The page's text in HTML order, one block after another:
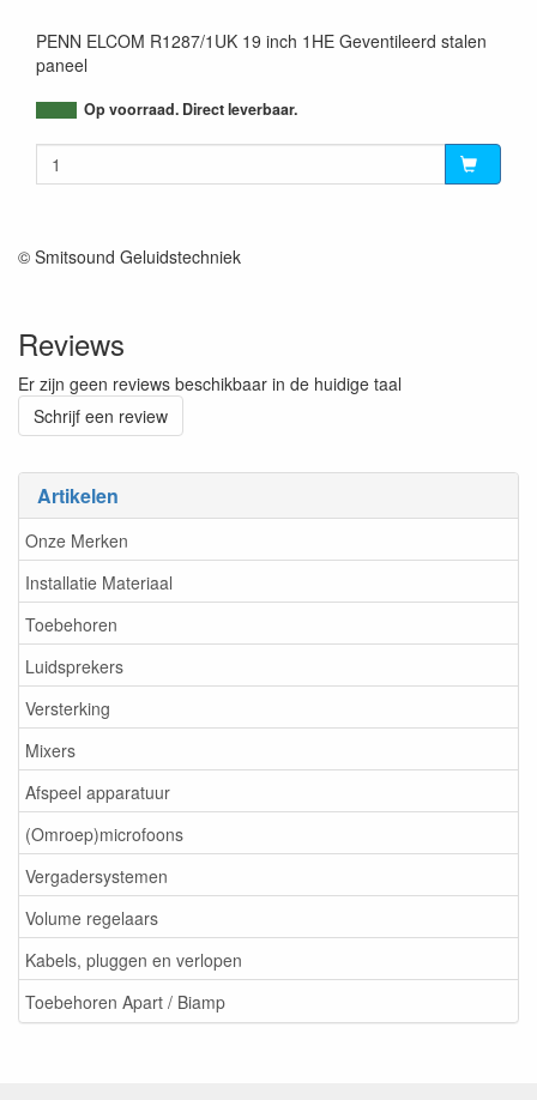
Artikelen
Onze Merken
Installatie Materiaal
Toebehoren
Luidsprekers
Versterking
Mixers
Afspeel apparatuur
(Omroep)microfoons
Vergadersystemen
Volume regelaars
Kabels, pluggen en verlopen
Toebehoren Apart / Biamp
PENN ELCOM R1287/1UK 19 inch 1HE Geventileerd stalen
paneel
Op voorraad. Direct leverbaar.
© Smitsound Geluidstechniek
Reviews
Er zijn geen reviews beschikbaar in de huidige taal
Schrijf een review